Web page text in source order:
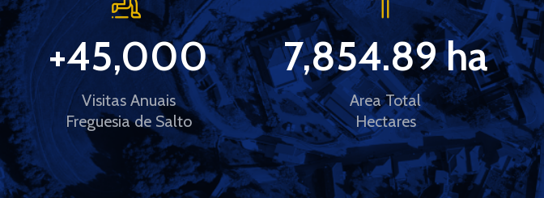
Visitas Anuais
Freguesia de Salto
+45,000
Area Total
Hectares
7,854.89 ha